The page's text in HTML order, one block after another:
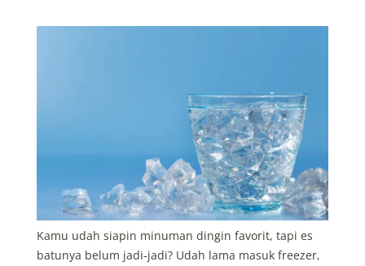
Kamu udah siapin minuman dingin favorit, tapi es
batunya belum jadi-jadi? Udah lama masuk freezer,